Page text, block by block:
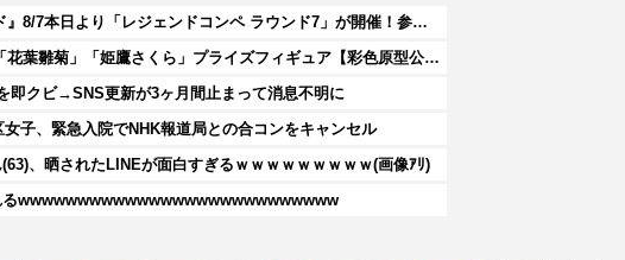
『ソニックレーシング クロスワールド』8/7本日より「レジェンドコンペ ラウンド7」が開催！参加者には「ソニックサマーステッカー」プレゼント
【春夏秋冬代行者 春の舞】フリュー「花葉雛菊」「姫鷹さくら」プライズフィギュア【彩色原型公開】
即クビ→SNS更新が3ヶ月間止まって消息不明に
女子、緊急入院でNHK報道局との合コンをキャンセル
、晒されたLINEが面白すぎるｗｗｗｗｗｗｗｗｗ(画像ｱﾘ)
るwwwwwwwwwwwwwwwwwwwwwwwwwww